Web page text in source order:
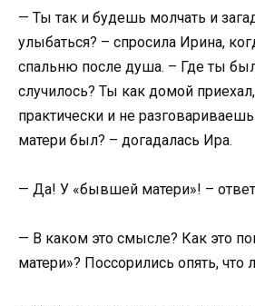
— Ты так и будешь молчать и
улыбаться? – спросила Ирина,
спальню после душа. – Где ты
случилось? Ты как домой
практически и не
матери был? – догадалась Ира.
— Да! У «бывшей матери»! –
— В каком это смысле? Как это
матери»? Поссорились опять, что